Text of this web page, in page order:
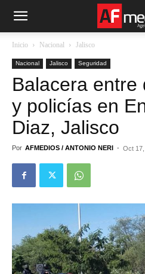
Inicio Nacional Jalisco
Nacional Jalisco Seguridad
Balacera entre
y policías en
Diaz, Jalisco
Por AFMEDIOS / ANTONIO NERI - Oct